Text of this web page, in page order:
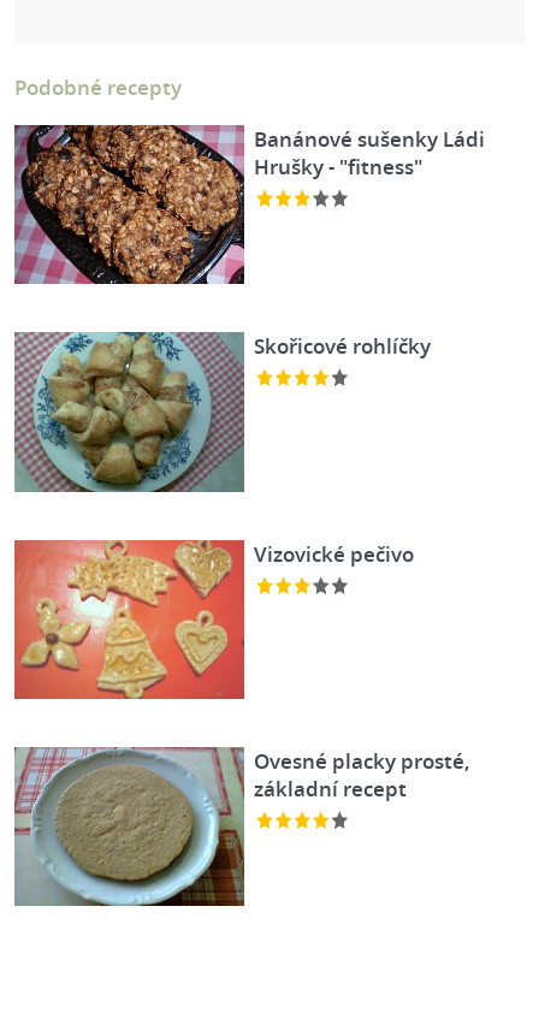
Podobné recepty
Banánové sušenky Ládi
Hrušky - "fitness"
Skořicové rohlíčky
Vizovické pečivo
Ovesné placky prosté,
základní recept